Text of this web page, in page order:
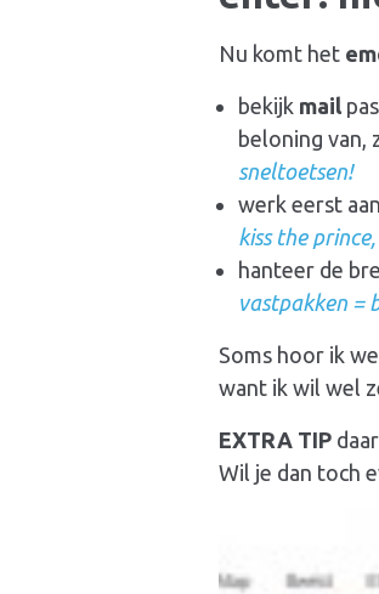
Nu komt het
bekijk mail pas
beloning van,
sneltoetsen!
werk eerst
kiss the
hanteer de
vastpakken =
Soms hoor ik
want ik wil wel
EXTRA TIP
Wil je dan toch